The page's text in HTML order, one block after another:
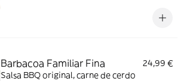
Barbacoa Familiar Fina
24,99 €
Salsa BBQ original, carne de cerdo